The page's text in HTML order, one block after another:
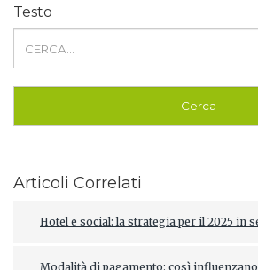
Testo
Articoli Correlati
Hotel e social: la strategia per il 2025 in
Modalità di pagamento: così